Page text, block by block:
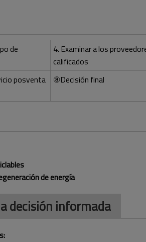
de
4. Examinar a los
calificados
posventa ⑧Decisión final
de energía
decisión informada